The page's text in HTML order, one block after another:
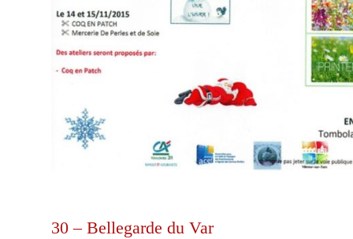
30 – Bellegarde du Var